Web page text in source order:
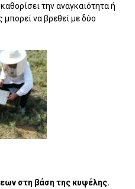
την αναγκαιότητα ή
να βρεθεί με δύο
στη βάση της κυψέλης.